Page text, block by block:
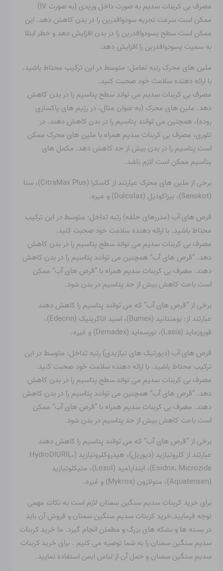
مصرف بی کربنات سدیم به صورت داخل وریدی (به صورت IV)
ممکن است سرعت تجزیه سودوافدرین را در بدن کاهش دهد. این
ممکن است سطح پسودوافدرین را در بدن افزایش دهد و خطر ابتلا
به سمیت پسودوافدرین را افزایش دهد.
ملین های محرک رتبه تعامل: متوسط ​​در این ترکیب محتاط باشید.
با ارائه دهنده سلامت خود صحبت کنید.
مصرف بی کربنات سدیم می تواند سطح پتاسیم را در بدن کاهش
دهد. ملین های محرک (به عنوان مثال، در رژیم های پاکسازی
روده)، همچنین می توانند پتاسیم را در بدن کاهش دهند. در
تئوری، مصرف بی کربنات سدیم همراه با ملین های محرک ممکن
است پتاسیم را در بدن بیش از حد کاهش دهد. مکمل های
پتاسیم ممکن است لازم باشد.
برخی از ملین های محرک عبارتند از کاسکرا (CitraMax Plus)، سنا
(Senokot)، بیزاکودیل (Dulcolax) و غیره.
قرص های آب (مدررهای حلقه) رتبه تداخل: متوسط ​​در این ترکیب
محتاط باشید. با ارائه دهنده سلامت خود صحبت کنید.
مصرف بی کربنات سدیم می تواند سطح پتاسیم را در بدن کاهش
دهد. “قرص های آب” همچنین می توانند پتاسیم را در بدن کاهش
دهند. مصرف بی کربنات سدیم همراه با “قرص های آب” ممکن
است باعث کاهش بیش از حد پتاسیم در بدن شود.
برخی از “قرص های آب” که می توانند پتاسیم را کاهش دهند
عبارتند از: بومنتانید (Bumex)، اسید اتاکرینیک (Edecrin)،
فوروزماید (Lasix)، تورسماید (Demadex) و غیره.
قرص های آب (دیورتیک های تیازیدی) رتبه تداخل: متوسط ​​در این
ترکیب محتاط باشید. با ارائه دهنده سلامت خود صحبت کنید.
مصرف بی کربنات سدیم می تواند سطح پتاسیم را در بدن کاهش
دهد. “قرص های آب” همچنین می توانند پتاسیم را در بدن کاهش
دهند. مصرف بی کربنات سدیم همراه با “قرص های آب” ممکن
است باعث کاهش بیش از حد پتاسیم در بدن شود.
برخی از “قرص های آب” که می توانند پتاسیم را کاهش دهند
عبارتند از کلروتیازید (دیوریل)، هیدروکلروتیازید (HydroDIURIL،
Esidrix، Microzide)، اینداپامید (Lozol)، متیکلوتیازید
(Aquatensen)، متولازون (Mykrox) و غیره.
برای خرید کربنات سدیم سنگین سمنان لازم است به نکات مهمی
توجه فرمایید.خرید کربنات سدیم سنگین سمنان و فروش آن باید
در بسته ها و بشکه های بزرگ و مطمئن انجام گیرد. ما خرید کربنات
سدیم سنگین سمنان را به شما توصیه می کنیم . برای خرید کربنات
سدیم سنگین سمنان و حمل آن از لباس ایمن استفاده نمایید.